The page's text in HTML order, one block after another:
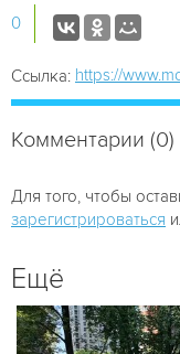
0
Ссылка: https://
Комментарии (0)
Для того, чтобы
зарегистрироваться
Ещё